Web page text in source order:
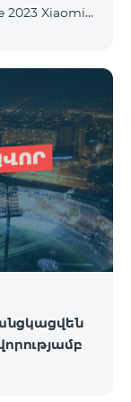
2023 Xiaomi
also be
per
monthly fee.
Teamtok.
Artsakh,
mob